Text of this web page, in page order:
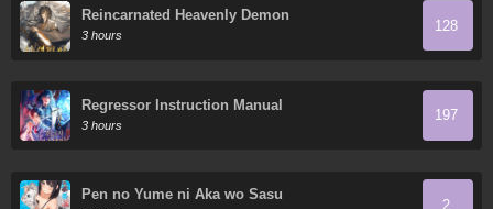
Reincarnated Heavenly Demon
3 hours
128
Regressor Instruction Manual
3 hours
197
Pen no Yume ni Aka wo Sasu
2